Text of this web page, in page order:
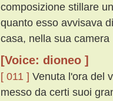
composizione stillare
quanto esso avvisava
casa, nella sua
[Voice: dioneo ]
[ 011 ] Venuta l'ora del
messo da certi suoi